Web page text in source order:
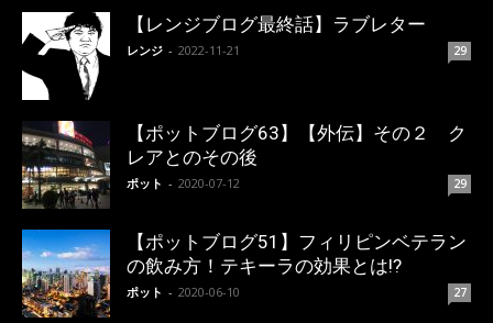
【レンジブログ最終話】ラブレター
レンジ - 2022-11-21 29
【ポットブログ63】【外伝】その２ ク
レアとのその後
ポット - 2020-07-12 29
【ポットブログ51】フィリピンベテラン
の飲み方！テキーラの効果とは!?
ポット - 2020-06-10 27